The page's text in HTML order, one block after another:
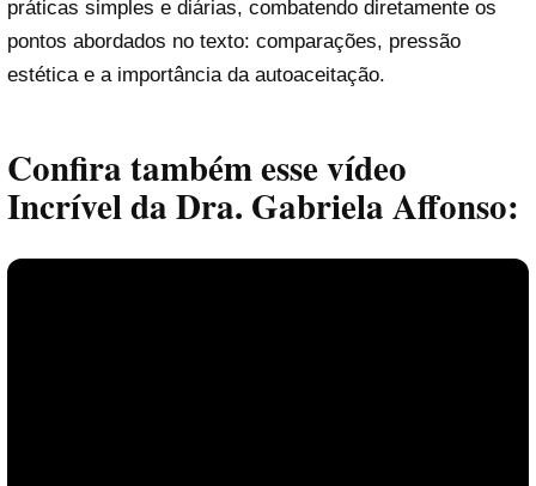
práticas simples e diárias, combatendo diretamente os
pontos abordados no texto: comparações, pressão
estética e a importância da autoaceitação.
Confira também esse vídeo
Incrível da Dra. Gabriela Affonso: